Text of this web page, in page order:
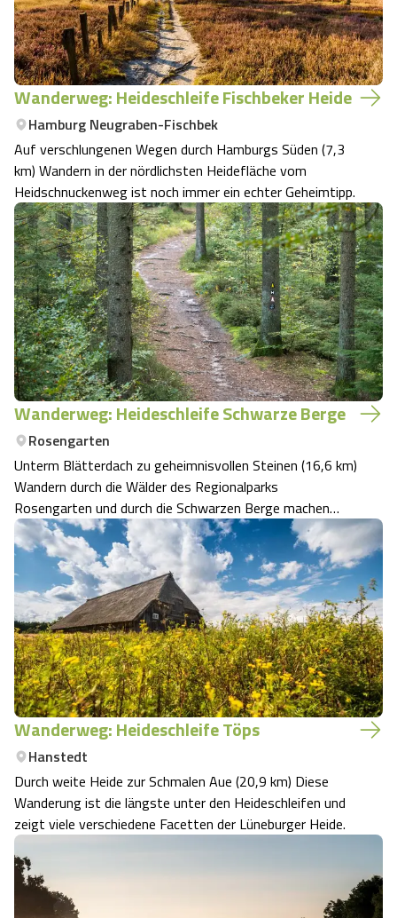
Wanderweg: Heideschleife Fischbeker Heide
Hamburg Neugraben-Fischbek
Auf verschlungenen Wegen durch Hamburgs Süden (7,3
km) Wandern in der nördlichsten Heidefläche vom
Heidschnuckenweg ist noch immer ein echter Geheimtipp.
Wanderweg: Heideschleife Schwarze Berge
Rosengarten
Unterm Blätterdach zu geheimnisvollen Steinen (16,6 km)
Wandern durch die Wälder des Regionalparks
Rosengarten und durch die Schwarzen Berge machen
diese Wanderung zu einer anspruchsvollen aber sehr
schönen Tour.
Wanderweg: Heideschleife Töps
Hanstedt
Durch weite Heide zur Schmalen Aue (20,9 km) Diese
Wanderung ist die längste unter den Heideschleifen und
zeigt viele verschiedene Facetten der Lüneburger Heide.